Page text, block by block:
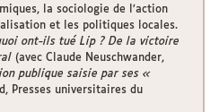
la sociologie de l’action
et les politiques locales.
ont-ils tué Lip ? De la victoire
(avec Claude Neuschwander,
publique saisie par ses «
Presses universitaires du